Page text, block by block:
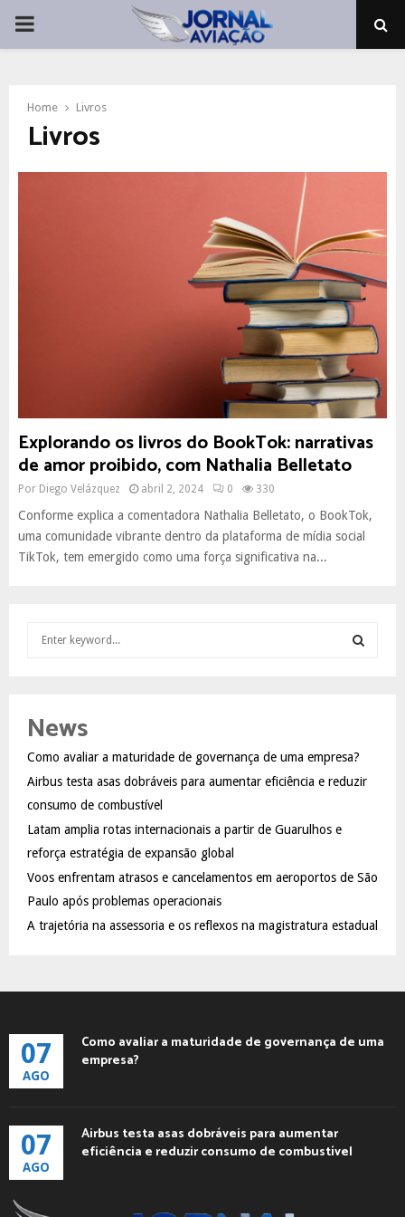
PRIMARY
Home Livros
Livros
Explorando os livros do BookTok: narrativas
de amor proibido, com Nathalia Belletato
Por Diego Velázquez abril 2, 2024 0 330
Conforme explica a comentadora Nathalia Belletato, o BookTok,
uma comunidade vibrante dentro da plataforma de mídia social
TikTok, tem emergido como uma força significativa na...
h
o
r
:
R
News
Como avaliar a maturidade de governança de uma empresa?
Airbus testa asas dobráveis para aumentar eficiência e reduzir
consumo de combustível
Latam amplia rotas internacionais a partir de Guarulhos e
reforça estratégia de expansão global
Voos enfrentam atrasos e cancelamentos em aeroportos de São
Paulo após problemas operacionais
A trajetória na assessoria e os reflexos na magistratura estadual
07
AGO
Como avaliar a maturidade de governança de uma
empresa?
07
AGO
Airbus testa asas dobráveis para aumentar
eficiência e reduzir consumo de combustível